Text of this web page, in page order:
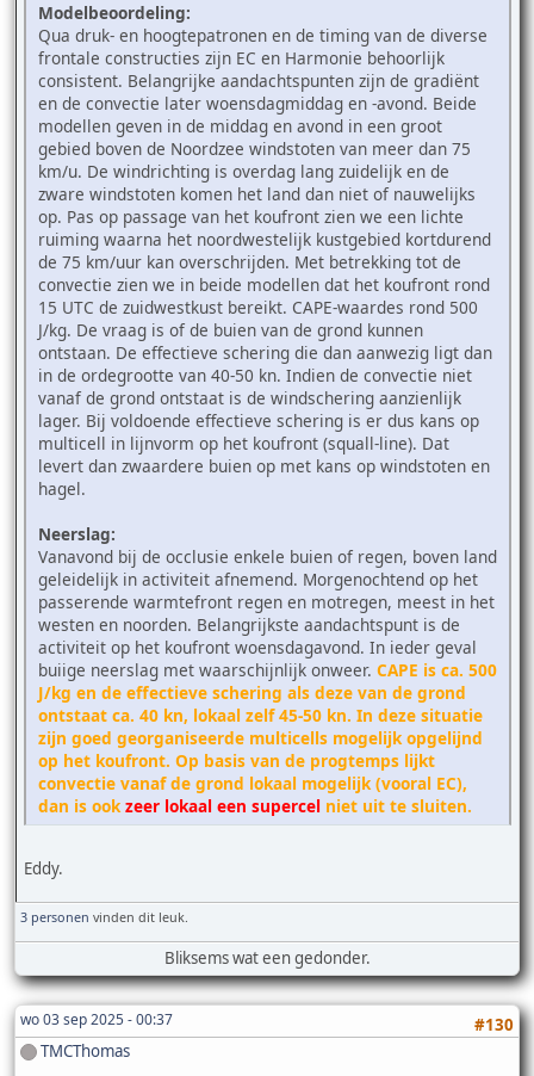
Modelbeoordeling:
Qua druk- en hoogtepatronen en de timing van de diverse
frontale constructies zijn EC en Harmonie behoorlijk
consistent. Belangrijke aandachtspunten zijn de gradiënt
en de convectie later woensdagmiddag en -avond. Beide
modellen geven in de middag en avond in een groot
gebied boven de Noordzee windstoten van meer dan 75
km/u. De windrichting is overdag lang zuidelijk en de
zware windstoten komen het land dan niet of nauwelijks
op. Pas op passage van het koufront zien we een lichte
ruiming waarna het noordwestelijk kustgebied kortdurend
de 75 km/uur kan overschrijden. Met betrekking tot de
convectie zien we in beide modellen dat het koufront rond
15 UTC de zuidwestkust bereikt. CAPE-waardes rond 500
J/kg. De vraag is of de buien van de grond kunnen
ontstaan. De effectieve schering die dan aanwezig ligt dan
in de ordegrootte van 40-50 kn. Indien de convectie niet
vanaf de grond ontstaat is de windschering aanzienlijk
lager. Bij voldoende effectieve schering is er dus kans op
multicell in lijnvorm op het koufront (squall-line). Dat
levert dan zwaardere buien op met kans op windstoten en
hagel.
Neerslag:
Vanavond bij de occlusie enkele buien of regen, boven land
geleidelijk in activiteit afnemend. Morgenochtend op het
passerende warmtefront regen en motregen, meest in het
westen en noorden. Belangrijkste aandachtspunt is de
activiteit op het koufront woensdagavond. In ieder geval
buiige neerslag met waarschijnlijk onweer. CAPE is ca. 500
J/kg en de effectieve schering als deze van de grond
ontstaat ca. 40 kn, lokaal zelf 45-50 kn. In deze situatie
zijn goed georganiseerde multicells mogelijk opgelijnd
op het koufront. Op basis van de progtemps lijkt
convectie vanaf de grond lokaal mogelijk (vooral EC),
dan is ookzeer lokaal een supercel niet uit te sluiten.
Eddy.
3 personen vinden dit leuk.
Bliksems wat een gedonder.
wo 03 sep 2025 - 00:37
#130
TMCThomas